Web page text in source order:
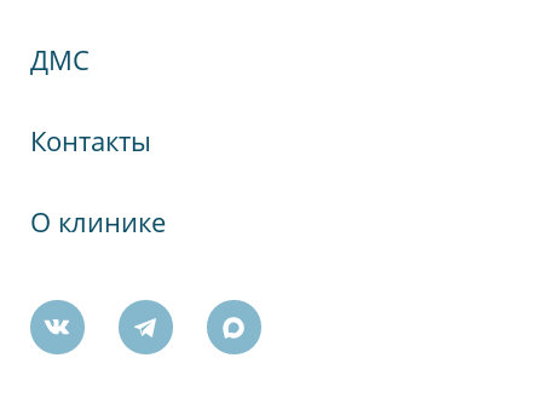
Комсомола, 35А
ДМС
Контакты
О клинике